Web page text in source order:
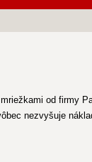
od firmy
nezvyšuje